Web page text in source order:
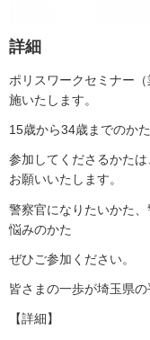
詳細
ポリスワークセミナー
施いたします。
15歳から34歳までのか
参加してくださるかた
お願いいたします。
警察官になりたいかた
悩みのかた
ぜひご参加ください。
皆さまの一歩が埼玉県の
【詳細】